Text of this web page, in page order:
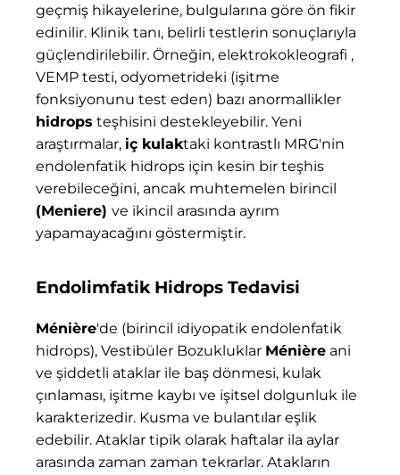
geçmiş hikayelerine, bulgularına göre ön fikir
edinilir. Klinik tanı, belirli testlerin sonuçlarıyla
güçlendirilebilir. Örneğin, elektrokokleografi ,
VEMP testi, odyometrideki (işitme
fonksiyonunu test eden) bazı anormallikler
hidrops teşhisini destekleyebilir. Yeni
araştırmalar, iç kulaktaki kontrastlı MRG'nin
endolenfatik hidrops için kesin bir teşhis
verebileceğini, ancak muhtemelen birincil
(Meniere) ve ikincil arasında ayrım
yapamayacağını göstermiştir.
Endolimfatik Hidrops Tedavisi
Ménière'de (birincil idiyopatik endolenfatik
hidrops), Vestibüler Bozukluklar Ménière ani
ve şiddetli ataklar ile baş dönmesi, kulak
çınlaması, işitme kaybı ve işitsel dolgunluk ile
karakterizedir. Kusma ve bulantılar eşlik
edebilir. Ataklar tipik olarak haftalar ila aylar
arasında zaman zaman tekrarlar. Atakların